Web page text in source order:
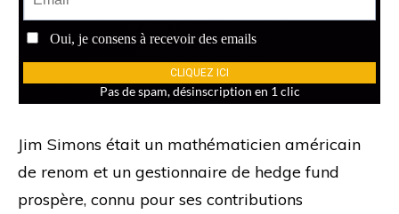
Jim Simons était un mathématicien américain
de renom et un gestionnaire de hedge fund
prospère, connu pour ses contributions